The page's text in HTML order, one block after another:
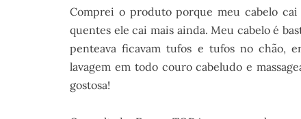
Comprei o produto porque meu cabelo cai
quentes ele cai mais ainda. Meu cabelo é
penteava ficavam tufos e tufos no chão,
lavagem em todo couro cabeludo e
gostosa!